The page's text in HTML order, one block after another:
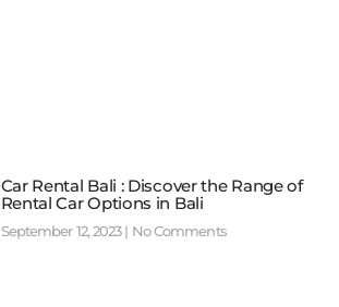
Car Rental Bali : Discover the Range of
Rental Car Options in Bali
September 12, 2023 No Comments